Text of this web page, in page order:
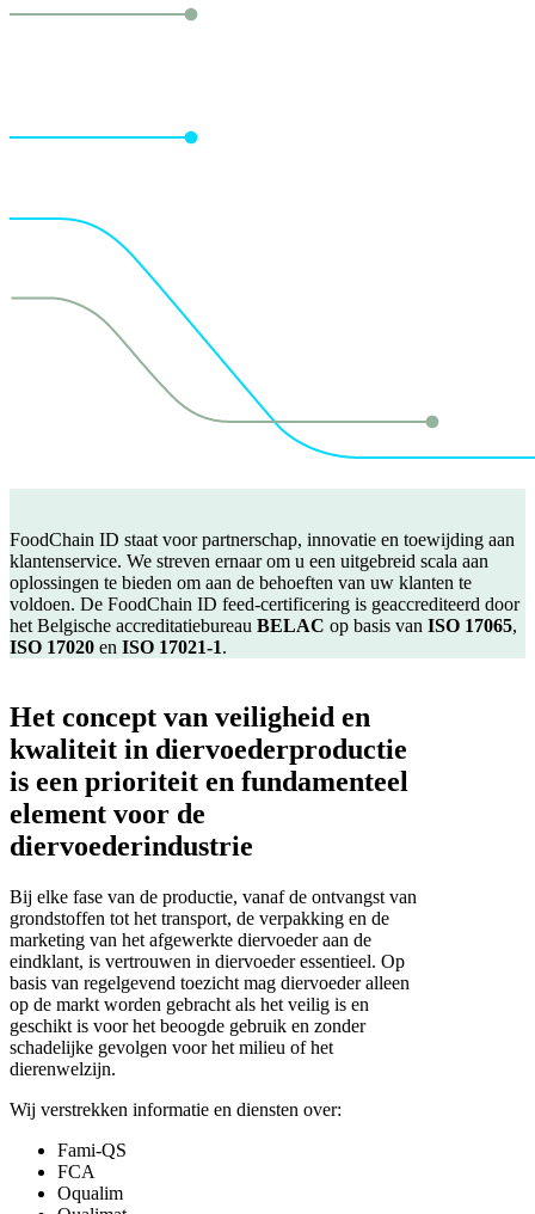
FoodChain ID staat voor partnerschap, innovatie en toewijding aan
klantenservice. We streven ernaar om u een uitgebreid scala aan
oplossingen te bieden om aan de behoeften van uw klanten te
voldoen. De FoodChain ID feed-certificering is geaccrediteerd door
het Belgische accreditatiebureau BELAC op basis van ISO 17065,
ISO 17020 en ISO 17021-1.
Het concept van veiligheid en
kwaliteit in diervoederproductie
is een prioriteit en fundamenteel
element voor de
diervoederindustrie
Bij elke fase van de productie, vanaf de ontvangst van
grondstoffen tot het transport, de verpakking en de
marketing van het afgewerkte diervoeder aan de
eindklant, is vertrouwen in diervoeder essentieel. Op
basis van regelgevend toezicht mag diervoeder alleen
op de markt worden gebracht als het veilig is en
geschikt is voor het beoogde gebruik en zonder
schadelijke gevolgen voor het milieu of het
dierenwelzijn.
Wij verstrekken informatie en diensten over:
Fami-QS
FCA
Oqualim